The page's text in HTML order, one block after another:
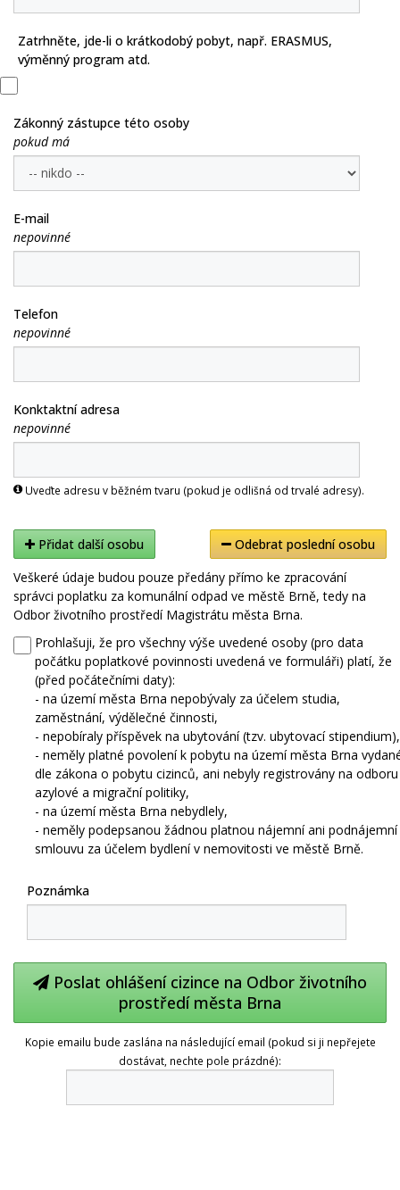
Zatrhněte, jde-li o krátkodobý pobyt, např. ERASMUS,
výměnný program atd.
Zákonný zástupce této osoby
pokud má
E-mail
nepovinné
Telefon
nepovinné
Konktaktní adresa
nepovinné
Uveďte adresu v běžném tvaru (pokud je odlišná od trvalé adresy).
Přidat další osobu
Odebrat poslední osobu
Veškeré údaje budou pouze předány přímo ke zpracování
správci poplatku za komunální odpad ve městě Brně, tedy na
Odbor životního prostředí Magistrátu města Brna.
Prohlašuji, že pro všechny výše uvedené osoby (pro data
počátku poplatkové povinnosti uvedená ve formuláři) platí, že
(před počátečními daty):
- na území města Brna nepobývaly za účelem studia,
zaměstnání, výdělečné činnosti,
- nepobíraly příspěvek na ubytování (tzv. ubytovací stipendium),
- neměly platné povolení k pobytu na území města Brna
dle zákona o pobytu cizinců, ani nebyly registrovány na odboru
azylové a migrační politiky,
- na území města Brna nebydlely,
- neměly podepsanou žádnou platnou nájemní ani podnájemní
smlouvu za účelem bydlení v nemovitosti ve městě Brně.
Poznámka
Poslat ohlášení cizince na Odbor životního
prostředí města Brna
Kopie emailu bude zaslána na následující email (pokud si ji nepřejete
dostávat, nechte pole prázdné):